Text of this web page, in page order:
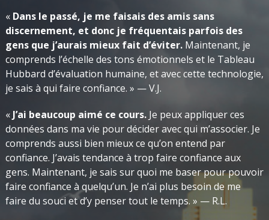
« Dans le passé, je me faisais des amis sans
discernement, et donc je fréquentais parfois des
gens que j’aurais mieux fait d’éviter. Maintenant, je
comprends l’échelle des tons émotionnels et le Tableau
Hubbard d’évaluation humaine, et avec cette technologie,
je sais à qui faire confiance. » — V.J.
« J’ai beaucoup aimé ce cours. Je peux appliquer ces
données dans ma vie pour décider avec qui m’associer. Je
comprends aussi bien mieux ce qu’on entend par
confiance. J’avais tendance à trop faire confiance aux
gens. Maintenant, je sais sur quoi me baser pour pouvoir
faire confiance à quelqu’un. Je n’ai plus besoin de me
faire du souci et d’y penser tout le temps. » — R.L.